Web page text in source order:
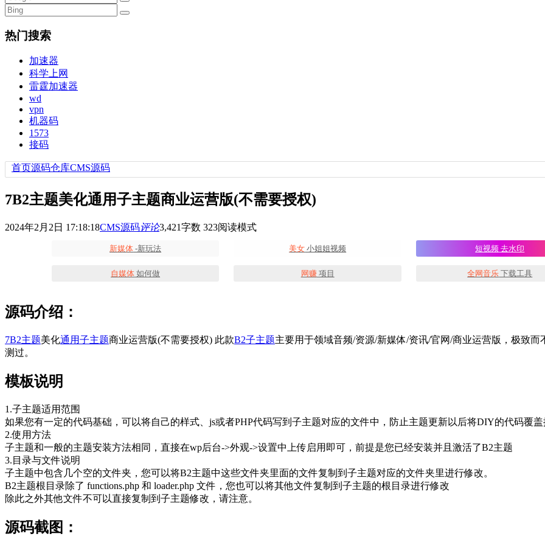
热门搜索
加速器
科学上网
雷霆加速器
wd
vpn
机器码
1573
接码
首页源码仓库CMS源码
7B2主题美化通用子主题商业运营版(不需要授权)
2024年2月2日 17:18:18CMS源码评论3,421字数 323阅读模式
新媒体 -新玩法 美女 小姐姐视频 短视频 去水印
自媒体 如何做 网赚项目 全网音乐 下载工具
源码介绍：
7B2主题美化通用子主题商业运营版(不需要授权) 此款B2子主题主要用于领域音频/资源/新媒体/资讯/官网/商业运营版，极致
测过。
模板说明
1.子主题适用范围
如果您有一定的代码基础，可以将自己的样式、js或者PHP代码写到子主题对应的文件中，防止主题更新以后将DIY的代码覆盖
2.使用方法
子主题和一般的主题安装方法相同，直接在wp后台->外观->设置中上传启用即可，前提是您已经安装并且激活了B2主题
3.目录与文件说明
子主题中包含几个空的文件夹，您可以将B2主题中这些文件夹里面的文件复制到子主题对应的文件夹里进行修改。
B2主题根目录除了 functions.php 和 loader.php 文件，您也可以将其他文件复制到子主题的根目录进行修改
除此之外其他文件不可以直接复制到子主题修改，请注意。
源码截图：